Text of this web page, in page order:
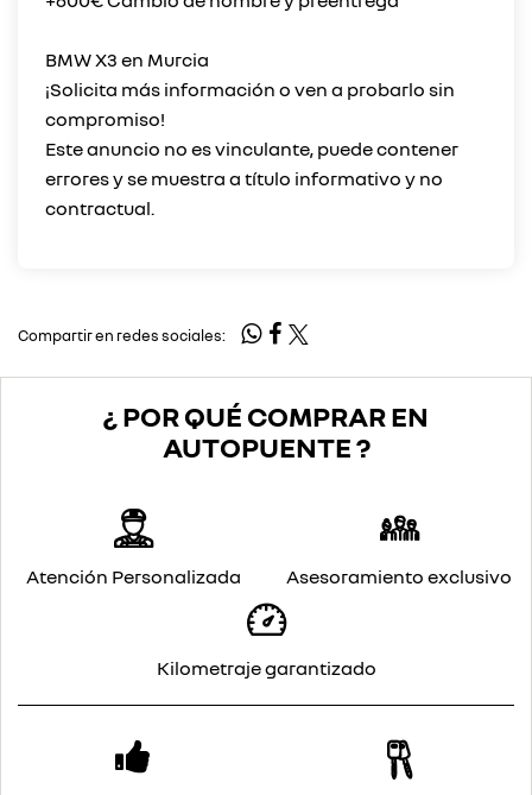
BMW X3 en Murcia
¡Solicita más información o ven a probarlo sin
compromiso!
Este anuncio no es vinculante, puede contener
errores y se muestra a título informativo y no
Compartir en redes sociales:
¿ POR QUÉ COMPRAR EN
AUTOPUENTE ?
Atención Personalizada Asesoramiento exclusivo
Kilometraje garantizado